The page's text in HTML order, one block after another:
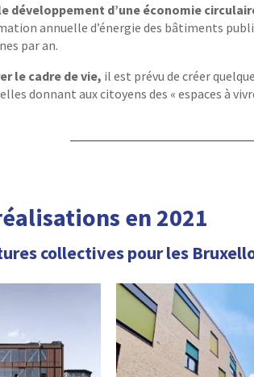
développement d’une économie
annuelle d’énergie des bâtiments
par an.
le cadre de vie, il est prévu de créer
donnant aux citoyens des « espaces à
en 2021
collectives pour les